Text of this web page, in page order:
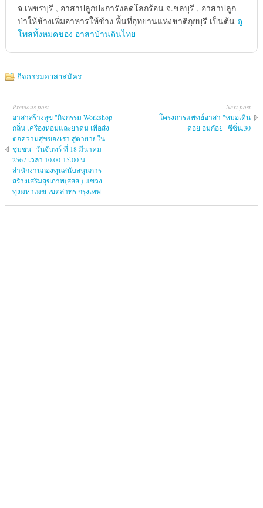
จ.เพชรบุรี , อาสาปลูกปะการังลดโลกร้อน จ.ชลบุรี , อาสาปลูก
ป่าให้ช้างเพิ่มอาหารให้ช้าง พื้นที่อุทยานแห่งชาติกุยบุรี เป็นต้น ดู
โพสทั้งหมดของ อาสาบ้านดินไทย
กิจกรรมอาสาสมัคร
Previous post
อาสาสร้างสุข "กิจกรรม Workshop
กลิ่น เครื่องหอมและยาดม เพื่อส่ง
ต่อความสุขของเรา สู่ตายายใน
ชุมชน" วันจันทร์ ที่ 18 มีนาคม
2567 เวลา 10.00-15.00 น.
สำนักงานกองทุนสนับสนุนการ
สร้างเสริมสุขภาพ(สสส.) แขวง
ทุ่งมหาเมฆ เขตสาทร กรุงเทพ
Next post
โครงการแพทย์​อาสา "หมอเดิน
ดอย อมก๋อย" ซีซั่น.30